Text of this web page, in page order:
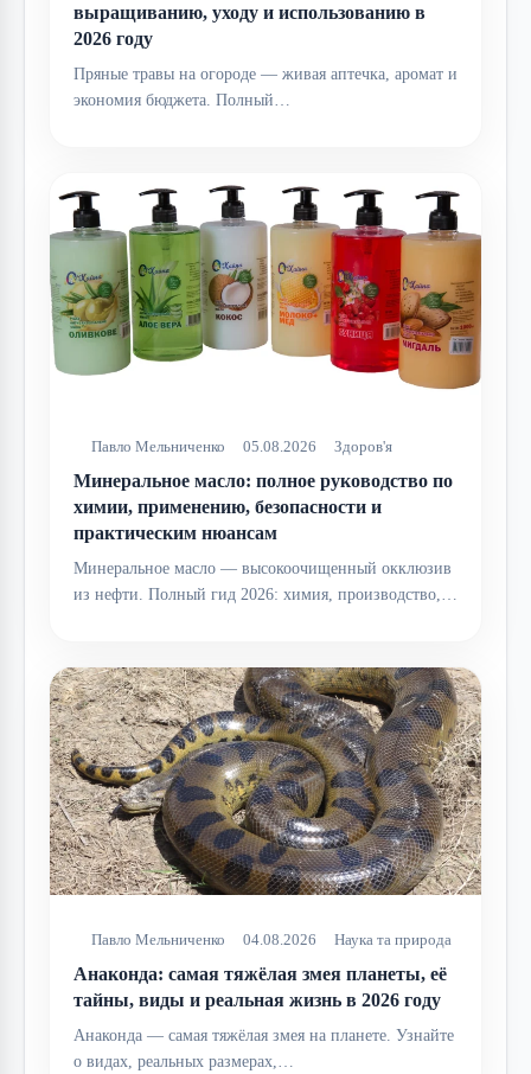
выращиванию, уходу и использованию в
2026 году
Пряные травы на огороде — живая аптечка, аромат и
экономия бюджета. Полный…
Павло Мельниченко 05.08.2026 Здоров'я
Минеральное масло: полное руководство по
химии, применению, безопасности и
практическим нюансам
Минеральное масло — высокоочищенный окклюзив
из нефти. Полный гид 2026: химия, производство,…
Павло Мельниченко 04.08.2026 Наука та природа
Анаконда: самая тяжёлая змея планеты, её
тайны, виды и реальная жизнь в 2026 году
Анаконда — самая тяжёлая змея на планете. Узнайте
о видах, реальных размерах,…